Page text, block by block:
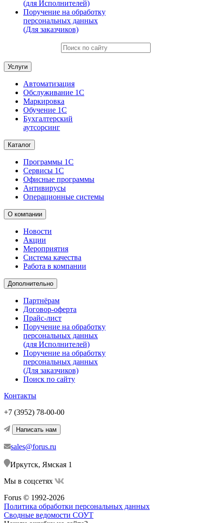
(для Исполнителей)
Поручение на обработку
персональных данных
(Для заказчиков)
Услуги
Автоматизация
Обслуживание 1С
Маркировка
Обучение 1С
Бухгалтерский
аутсорсинг
Каталог
Программы 1С
Сервисы 1С
Офисные программы
Антивирусы
Операционные системы
О компании
Новости
Акции
Мероприятия
Система качества
Работа в компании
Дополнительно
Партнёрам
Договор-оферта
Прайс-лист
Поручение на обработку
персональных данных
(для Исполнителей)
Поручение на обработку
персональных данных
(Для заказчиков)
Поиск по сайту
Контакты
+7 (3952) 78-00-00
Написать нам
sales@forus.ru
Иркутск, Ямская 1
Мы в соцсетях
Forus © 1992-2026
Политика обработки персональных данных
Сводные ведомости СОУТ